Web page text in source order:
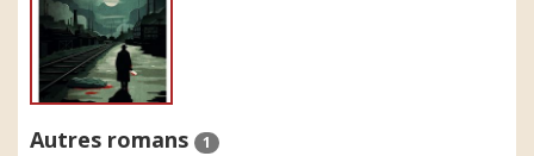
Autres romans 1